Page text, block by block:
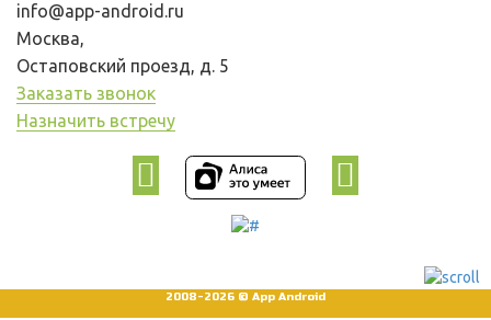
info@app-android.ru
Москва,
Остаповский проезд, д. 5
Заказать звонок
Назначить встречу
2008-2026 © App Android